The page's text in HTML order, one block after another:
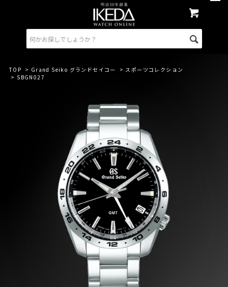
TOP > Grand Seiko グランドセイコー > スポーツコレクション
> SBGN027